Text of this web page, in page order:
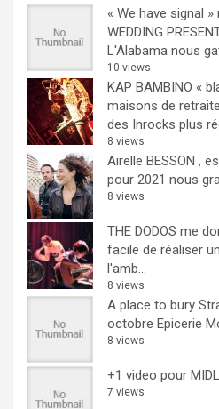
« We have signal
WEDDING
L'Alabama nous
10 views
KAP BAMBINO «
maisons de retraite
des Inrocks plus
8 views
Airelle BESSON ,
pour 2021 nous
8 views
THE DODOS me
facile de réaliser
l'amb...
8 views
A place to bury
octobre Epicerie
8 views
+1 video pour
7 views